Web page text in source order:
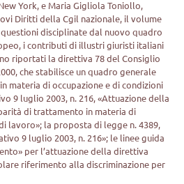
York, e Maria Gigliola Toniollo,
Diritti della Cgil nazionale, il volume
disciplinate dal nuovo quadro
i contributi di illustri giuristi italiani
riportati la direttiva 78 del Consiglio
che stabilisce un quadro generale
materia di occupazione e di condizioni
9 luglio 2003, n. 216, «Attuazione della
di trattamento in materia di
lavoro»; la proposta di legge n. 4389,
9 luglio 2003, n. 216»; le linee guida
per l’attuazione della direttiva
riferimento alla discriminazione per